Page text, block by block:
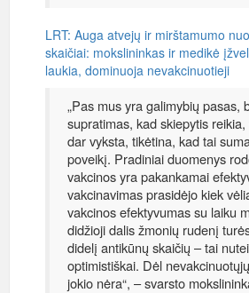
LRT: Auga atvejų ir mirštamumo
skaičiai: mokslininkas ir medikė
laukia, dominuoja nevakcinuotieji
„Pas mus yra galimybių pasas,
supratimas, kad skiepytis
dar vyksta, tikėtina, kad tai
poveikį. Pradiniai duomenys
vakcinos yra pakankamai
vakcinavimas prasidėjo kiek
vakcinos efektyvumas su laiku
didžioji dalis žmonių rudenį
didelį antikūnų skaičių – tai
optimistiškai. Dėl
jokio nėra“, – svarsto